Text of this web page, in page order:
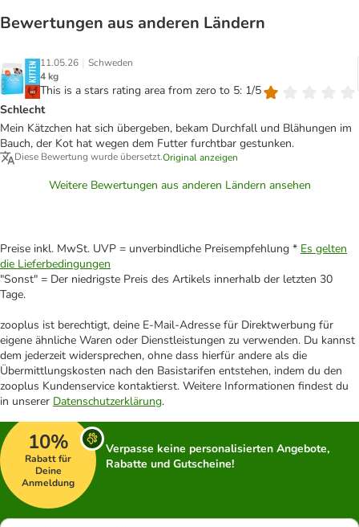
Bewertungen aus anderen Ländern
11.05.26 | Schweden
4 kg
This is a stars rating area from zero to 5: 1/5
Schlecht
Mein Kätzchen hat sich übergeben, bekam Durchfall und Blähungen im
Bauch, der Kot hat wegen dem Futter furchtbar gestunken.
Diese Bewertung wurde übersetzt.Original anzeigen
Weitere Bewertungen aus anderen Ländern ansehen
Preise inkl. MwSt. UVP = unverbindliche Preisempfehlung * Es gelten
die Lieferbedingungen
"Sonst" = Der niedrigste Preis des Artikels innerhalb der letzten 30
Tage.
zooplus ist berechtigt, deine E-Mail-Adresse für Direktwerbung für
eigene ähnliche Waren oder Dienstleistungen zu verwenden. Du kannst
dem jederzeit widersprechen, ohne dass hierfür andere als die
Übermittlungskosten nach den Basistarifen entstehen, indem du den
zooplus Kundenservice kontaktierst. Weitere Informationen findest du
in unserer Datenschutzerklärung.
10%
Rabatt für
Deine
Anmeldung
Verpasse keine personalisierten Angebote,
Rabatte und Gutscheine!